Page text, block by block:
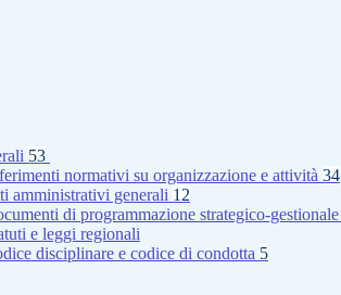
53
normativi su organizzazione e attività 34
amministrativi generali 12
di programmazione strategico-gestionale
e leggi regionali
disciplinare e codice di condotta 5